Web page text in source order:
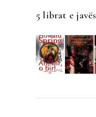
5 librat e javës